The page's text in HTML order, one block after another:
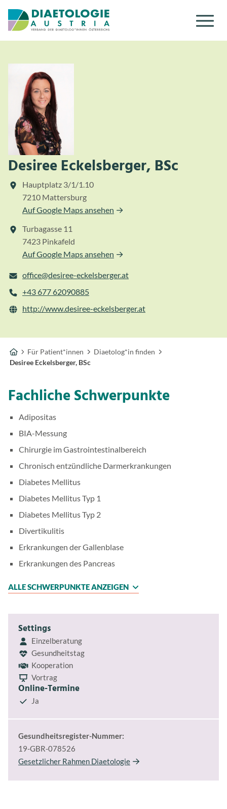
Zum Inhalt
Zum Menü
Desiree Eckelsberger, BSc
Hauptplatz 3/1/1.10
7210 Mattersburg
Auf Google Maps ansehen
Turbagasse 11
7423 Pinkafeld
Auf Google Maps ansehen
office@desiree-eckelsberger.at
+43 677 62090885
http://www.desiree-eckelsberger.at
Für Patient*innen
Diaetolog*in finden
Desiree Eckelsberger, BSc
Fachliche Schwerpunkte
Adipositas
BIA-Messung
Chirurgie im Gastrointestinalbereich
Chronisch entzündliche Darmerkrankungen
Diabetes Mellitus
Diabetes Mellitus Typ 1
Diabetes Mellitus Typ 2
Divertikulitis
Erkrankungen der Gallenblase
Erkrankungen des Pancreas
ALLE SCHWERPUNKTE ANZEIGEN
Settings
Einzelberatung
Gesundheitstag
Kooperation
Vortrag
Online-Termine
Ja
Gesundheitsregister-Nummer:
19-GBR-078526
Gesetzlicher Rahmen Diaetologie